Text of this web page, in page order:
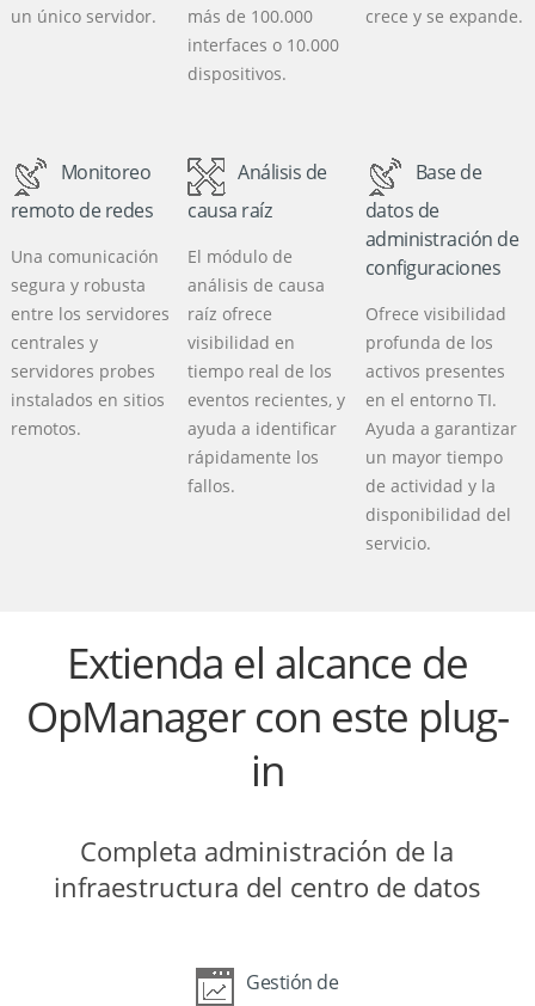
un único servidor.
más de 100.000
interfaces o 10.000
dispositivos.
crece y se expande.
Monitoreo
remoto de redes
Una comunicación
segura y robusta
entre los servidores
centrales y
servidores probes
instalados en sitios
remotos.
Análisis de
causa raíz
El módulo de
análisis de causa
raíz ofrece
visibilidad en
tiempo real de los
eventos recientes, y
ayuda a identificar
rápidamente los
fallos.
Base de
datos de
administración de
configuraciones
Ofrece visibilidad
profunda de los
activos presentes
en el entorno TI.
Ayuda a garantizar
un mayor tiempo
de actividad y la
disponibilidad del
servicio.
Extienda el alcance de
OpManager con este plug-
in
Completa administración de la
infraestructura del centro de datos
Gestión de